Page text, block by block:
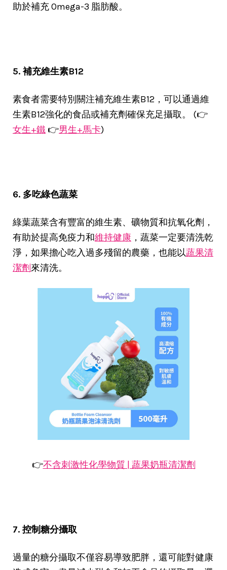
助於補充 Omega-3 脂肪酸。
5. 補充維生素B12
素食者需要特別關注補充維生素B12，可以通過維
生素B12強化的食品或補充劑確保充足攝取。 (👉
女生+鐵 👉男生+馬卡)
6. 多吃綠色蔬菜
綠葉蔬菜含有豐富的維生素、礦物質和抗氧化劑，
有助於提高免疫力和維持健康 ，蔬菜一定要清洗乾
淨，如果擔心吃入過多殘留的農藥，也能以蔬果清
潔劑來清洗。
👉不含刺激性化學物質 | 蔬果奶瓶清潔劑
7. 控制糖分攝取
過量的糖分攝取不僅容易導致肥胖，還可能對健康